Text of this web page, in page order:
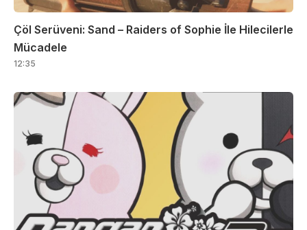
Çöl Serüveni: Sand – Raiders of Sophie İle Hilecilerle
Mücadele
12:35